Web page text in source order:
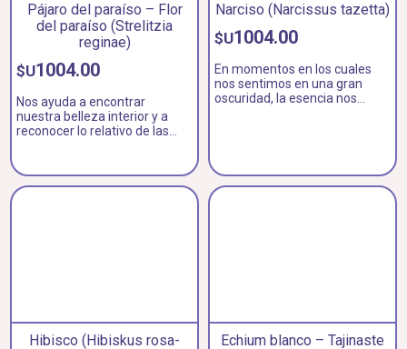
Pájaro del paraíso – Flor
del paraíso (Strelitzia
reginae)
$U1004.00
Nos ayuda a encontrar
nuestra belleza interior y a
reconocer lo relativo de las
simultáneamente seguir
nuestra visión guiados por el
Narciso (Narcissus tazetta)
$U1004.00
En momentos en los cuales
nos sentimos en una gran
oscuridad, la esencia nos
Hibisco (Hibiskus rosa-
Echium blanco – Tajinaste